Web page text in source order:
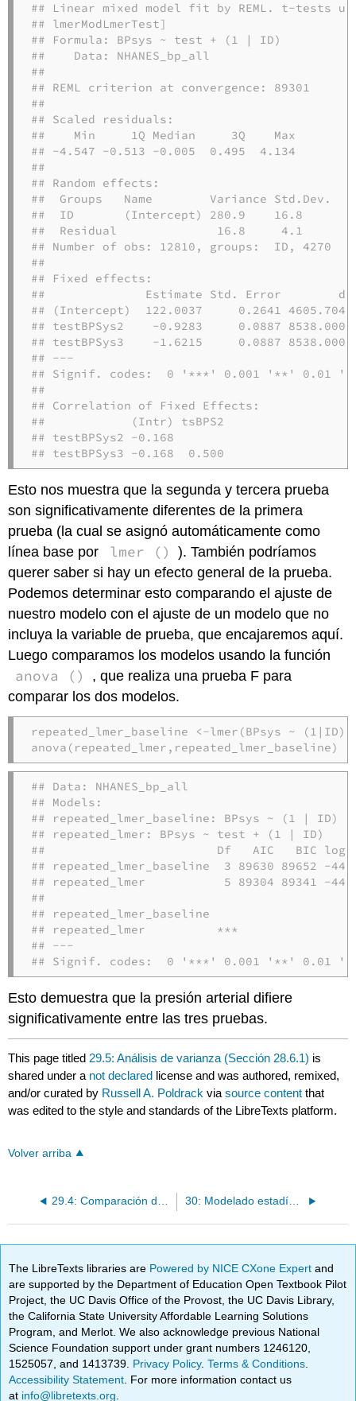
## Linear mixed model fit by REML. t-tests
## lmerModLmerTest]
## Formula: BPsys ~ test + (1 | ID)
##    Data: NHANES_bp_all
##
## REML criterion at convergence: 89301
##
## Scaled residuals:
##    Min     1Q Median     3Q    Max
## -4.547 -0.513 -0.005  0.495  4.134
##
## Random effects:
##  Groups   Name        Variance Std.Dev.
##  ID       (Intercept) 280.9    16.8
##  Residual              16.8     4.1
## Number of obs: 12810, groups:  ID, 4270
##
## Fixed effects:
##              Estimate Std. Error
## (Intercept)  122.0037     0.2641
## testBPSys2    -0.9283     0.0887
## testBPSys3    -1.6215     0.0887
## ---
## Signif. codes:  0 '***' 0.001 '**'
##
## Correlation of Fixed Effects:
##            (Intr) tsBPS2
## testBPSys2 -0.168
## testBPSys3 -0.168  0.500
Esto nos muestra que la segunda y tercera prueba
son significativamente diferentes de la primera
prueba (la cual se asignó automáticamente como
línea base por
lmer ()
). También podríamos
querer saber si hay un efecto general de la prueba.
Podemos determinar esto comparando el ajuste de
nuestro modelo con el ajuste de un modelo que no
incluya la variable de prueba, que encajaremos aquí.
Luego comparamos los modelos usando la función
anova ()
, que realiza una prueba F para
comparar los dos modelos.
repeated_lmer_baseline <-lmer (BPsys ~ (1 |
anova (repeated_lmer,repeated_lmer_baseline)
## Data: NHANES_bp_all
## Models:
## repeated_lmer_baseline: BPsys ~ (1 | ID)
## repeated_lmer: BPsys ~ test + (1 | ID)
##                        Df   AIC   BIC logLik
## repeated_lmer_baseline  3
## repeated_lmer           5 89304 89341 -
##
## repeated_lmer_baseline
## repeated_lmer          ***
## ---
## Signif. codes:  0 '***' 0.001 '**'
Esto demuestra que la presión arterial difiere
significativamente entre las tres pruebas.
This page titled 29.5: Análisis de varianza (Sección 28.6.1) is
shared under a not declared license and was authored, remixed,
and/or curated by Russell A. Poldrack viasource content that
was edited to the style and standards of the LibreTexts platform.
Volver arriba
29.4: Comparación de observaciones pareadas (Sección 28.5) 30: Modelado estadístico práctico
The LibreTexts libraries are Powered by NICE CXone Expertand
are supported by the Department of Education Open Textbook Pilot
Project, the UC Davis Office of the Provost, the UC Davis Library,
the California State University Affordable Learning Solutions
Program, and Merlot. We also acknowledge previous National
Science Foundation support under grant numbers 1246120,
1525057, and 1413739. Privacy Policy.Terms & Conditions
Accessibility Statement . For more information contact us
at info@libretexts.org